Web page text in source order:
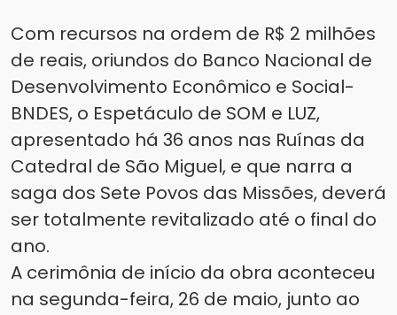
Com recursos na ordem de R$ 2 milhões
de reais, oriundos do Banco Nacional de
Desenvolvimento Econômico e Social-
BNDES, o Espetáculo de SOM e LUZ,
apresentado há 36 anos nas Ruínas da
Catedral de São Miguel, e que narra a
saga dos Sete Povos das Missões, deverá
ser totalmente revitalizado até o final do
ano.
A cerimônia de início da obra aconteceu
na segunda-feira, 26 de maio, junto ao